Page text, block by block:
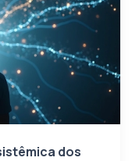
dos